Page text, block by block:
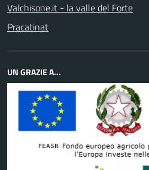
Valchisone.it - la valle del Forte
Pracatinat
UN GRAZIE A...